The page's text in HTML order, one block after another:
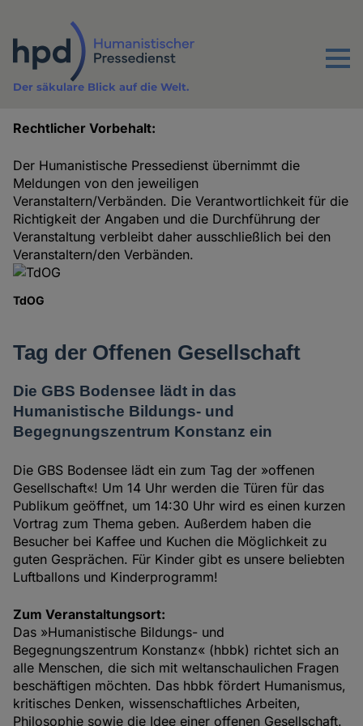
Inhalt
Menu
Der säkulare Blick auf die Welt.
Rechtlicher Vorbehalt:
Der Humanistische Pressedienst übernimmt die
Meldungen von den jeweiligen
Veranstaltern/Verbänden. Die Verantwortlichkeit für die
Richtigkeit der Angaben und die Durchführung der
Veranstaltung verbleibt daher ausschließlich bei den
Veranstaltern/den Verbänden.
TdOG
Tag der Offenen Gesellschaft
Die GBS Bodensee lädt in das
Humanistische Bildungs- und
Begegnungszentrum Konstanz ein
Die GBS Bodensee lädt ein zum Tag der »offenen
Gesellschaft«! Um 14 Uhr werden die Türen für das
Publikum geöffnet, um 14:30 Uhr wird es einen kurzen
Vortrag zum Thema geben. Außerdem haben die
Besucher bei Kaffee und Kuchen die Möglichkeit zu
guten Gesprächen. Für Kinder gibt es unsere beliebten
Luftballons und Kinderprogramm!
Zum Veranstaltungsort:
Das »Humanistische Bildungs- und
Begegnungszentrum Konstanz« (hbbk) richtet sich an
alle Menschen, die sich mit weltanschaulichen Fragen
beschäftigen möchten. Das hbbk fördert Humanismus,
kritisches Denken, wissenschaftliches Arbeiten,
Philosophie sowie die Idee einer offenen Gesellschaft.